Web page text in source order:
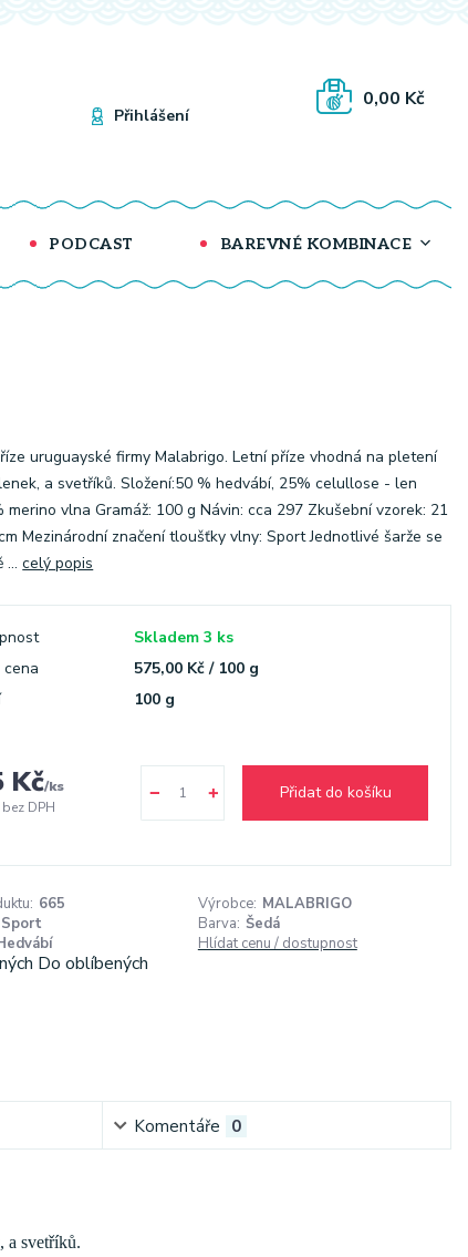
PODCAST BAREVNÉ KOMBINACE
Přihlášení
0,00 Kč
uruguayské firmy Malabrigo. Letní příze vhodná na pletení
a svetříků. Složení:50 % hedvábí, 25% celullose - len
merino vlna Gramáž: 100 g Návin: cca 297 Zkušební vzorek: 21
Mezinárodní značení tloušťky vlny: Sport Jednotlivé šarže se
...celý popis
Skladem 3 ks
cena
575,00 Kč / 100 g
100 g
Kč/ks
bez DPH
Přidat do košíku
665 Výrobce: MALABRIGO
Sport Barva: Šedá
Hlídat cenu / dostupnost
Do oblíbených
Komentáře 0
a svetříků.